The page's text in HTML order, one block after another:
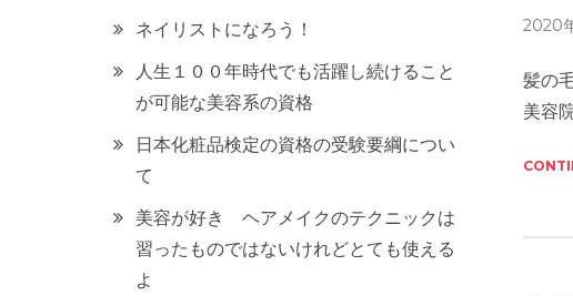
2020
髪の
美容
ネイリストになろう！
人生１００年時代でも活躍し続けること
が可能な美容系の資格
日本化粧品検定の資格の受験要綱につい
て
美容が好き ヘアメイクのテクニックは
習ったものではないけれどとても使える
よ